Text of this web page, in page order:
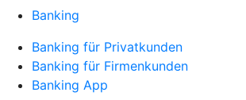
Banking
Banking für Privatkunden
Banking für Firmenkunden
Banking App